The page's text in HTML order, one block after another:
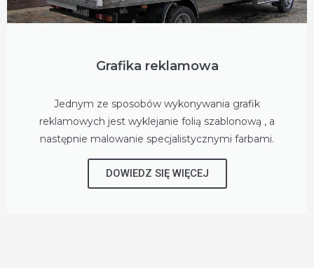
Grafika reklamowa
Jednym ze sposobów wykonywania grafik
reklamowych jest wyklejanie folią szablonową , a
następnie malowanie specjalistycznymi farbami.
DOWIEDZ SIĘ WIĘCEJ